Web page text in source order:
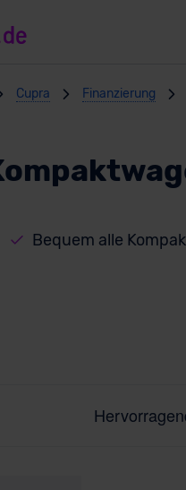
Cupra Finanzierung
Bequem alle